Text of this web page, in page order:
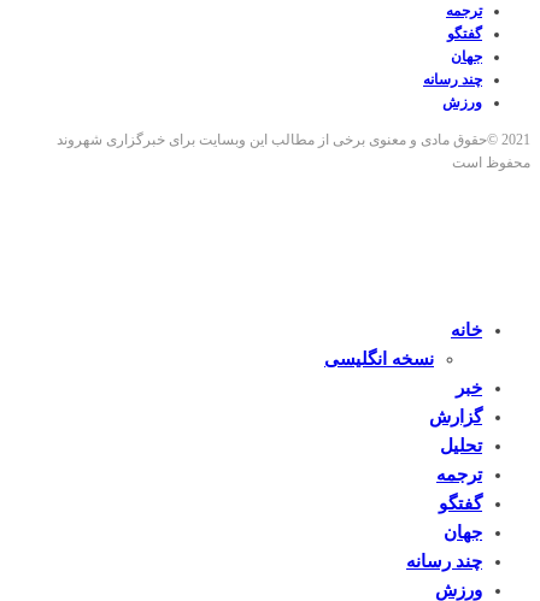
ترجمه
گفتگو
جهان
چند رسانه
ورزش
2021 ©حقوق مادی و معنوی برخی از مطالب این وبسایت برای خبرگزاری شهروند
محفوظ است
خانه
نسخه انگلیسی
خبر
گزارش
تحلیل
ترجمه
گفتگو
جهان
چند رسانه
ورزش